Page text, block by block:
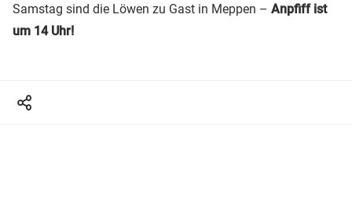
Samstag sind die Löwen zu Gast in Meppen – Anpfiff ist
um 14 Uhr!